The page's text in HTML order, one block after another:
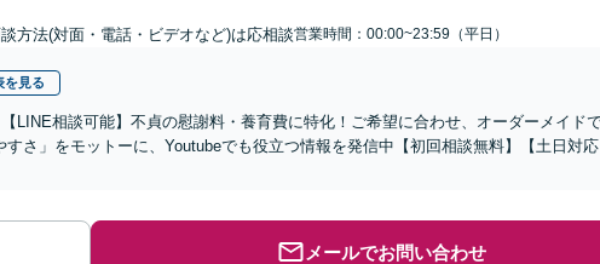
方法(対面・電話・ビデオなど)は応相談営業時間：00:00~23:59（平日）
を見る
【LINE相談可能】不貞の慰謝料・養育費に特化！ご希望に合わせ、オーダーメイド
さ」をモットーに、Youtubeでも役立つ情報を発信中【初回相談無料】【土日対応
メールでお問い合わせ